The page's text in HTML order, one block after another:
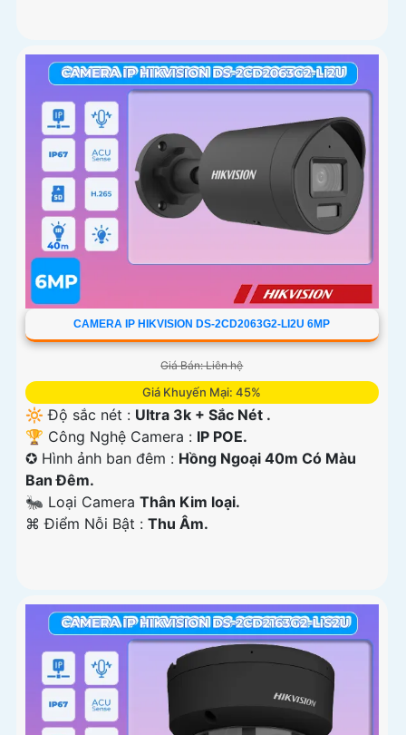
CAMERA IP HIKVISION DS-2CD2063G2-LI2U 6MP
Giá Bán: Liên hệ
Giá Khuyến Mại: 45%
🔆 Độ sắc nét : Ultra 3k + Sắc Nét .
🏆 Công Nghệ Camera : IP POE.
✪ Hình ảnh ban đêm : Hồng Ngoại 40m Có Màu
Ban Ðêm.
🐜 Loại Camera Thân Kim loại.
️⌘ Điểm Nỗi Bật : Thu Âm.